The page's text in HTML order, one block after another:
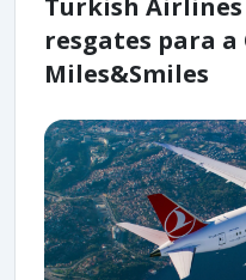
Turkish Airlines
resgates para a
Miles&Smiles